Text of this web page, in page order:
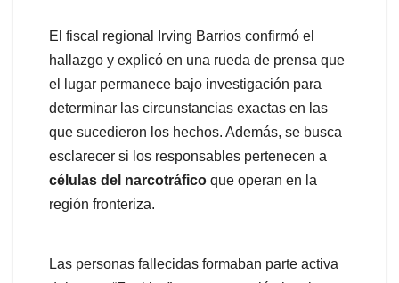
El fiscal regional Irving Barrios confirmó el
hallazgo y explicó en una rueda de prensa que
el lugar permanece bajo investigación para
determinar las circunstancias exactas en las
que sucedieron los hechos. Además, se busca
esclarecer si los responsables pertenecen a
células del narcotráfico que operan en la
región fronteriza.
Las personas fallecidas formaban parte activa